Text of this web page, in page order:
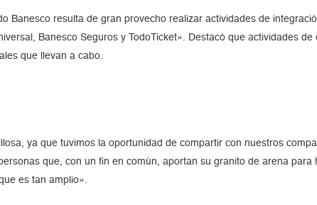
Banesco resulta de gran provecho realizar actividades de
Banesco Seguros y TodoTicket». Destacó que actividades de
que llevan a cabo.
ya que tuvimos la oportunidad de compartir con nuestros
que, con un fin en común, aportan su granito de arena para
es tan amplio».